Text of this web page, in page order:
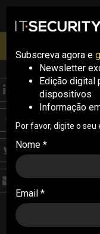
BLUE TEAM
S.Labs
O
Subscreva agora e
Newsletter
Edição digital
dispositivos
Informação
Por favor, digite o
Nome *
Email *